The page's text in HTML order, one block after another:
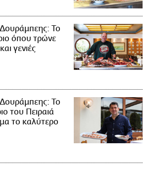
Δουράμπεης: Το
όπου τρώνε
γενιές
Δουράμπεης: Το
του Πειραιά
το καλύτερο